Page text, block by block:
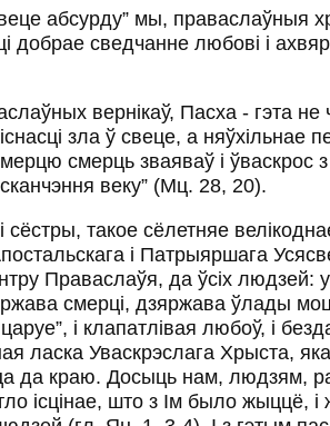
абсурду” мы, праваслаўныя
добрае сведчанне любові і
вернікаў, Пасха - гэта
зла ў свеце, а няўхільнае
смерць зваяваў і ўваскрос
веку” (Мц. 28, 20).
такое сёлетняе
і Патрыяршага
Праваслаўя, да ўсіх людзей:
смерці, дзяржава ўлады
і клапатлівая любоў, і
ласка Уваскрэслага Хрыста,
да краю. Досыць нам, людзям,
ісцінае, што з Ім было жыццё,